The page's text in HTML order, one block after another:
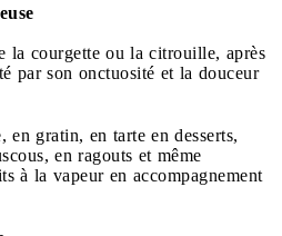
la courgette ou la citrouille, après
par son onctuosité et la douceur
en gratin, en tarte en desserts,
en ragouts et même
à la vapeur en accompagnement